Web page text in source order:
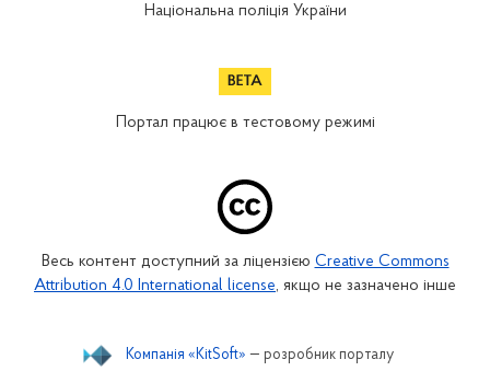
Національна поліція України
Портал працює в тестовому режимі
Весь контент доступний за ліцензією Creative Commons
Attribution 4.0 International license, якщо не зазначено інше
Компанія «KitSoft» — розробник порталу